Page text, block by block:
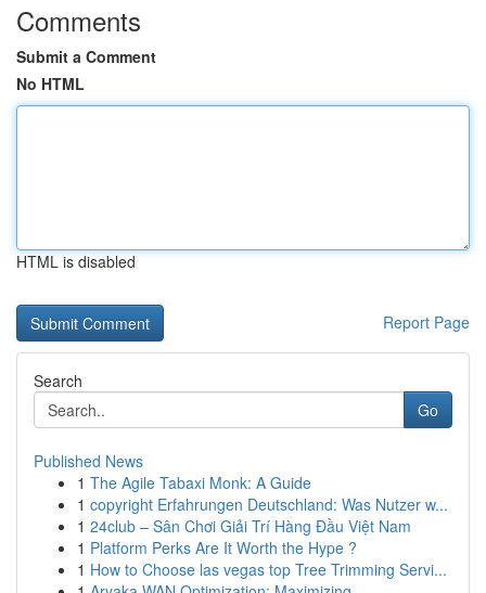
Comments
Submit a Comment
No HTML
HTML is disabled
Report Page
Search
Go
Published News
1 The Agile Tabaxi Monk: A Guide
1 copyright Erfahrungen Deutschland: Was Nutzer w...
1 24club – Sân Chơi Giải Trí Hàng Đầu Việt Nam
1 Platform Perks Are It Worth the Hype ?
1 How to Choose las vegas top Tree Trimming Servi...